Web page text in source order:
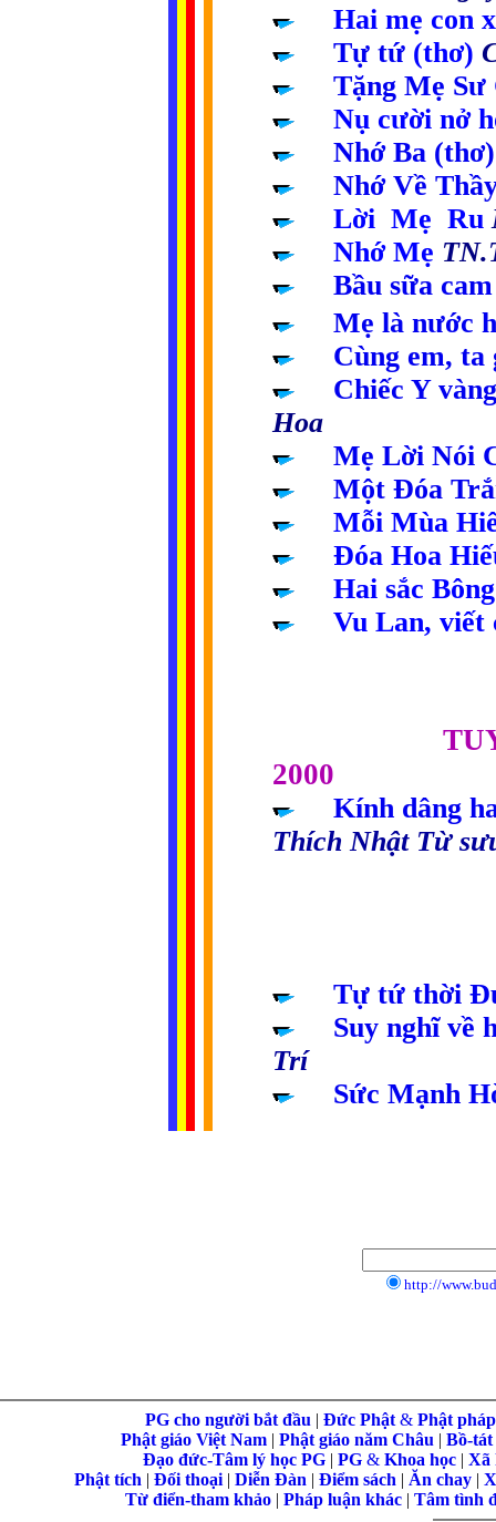
Hai mẹ con
Tự tứ (thơ)
Tặng Mẹ Sư
Nụ cười nở
Nhớ Ba (thơ)
Nhớ Về
Lời Mẹ Ru
Nhớ Mẹ
Bầu sữa
Mẹ là nước
Cùng em,
Chiếc Y
Hoa
Mẹ Lời Nói
Một Đóa
Mỗi Mùa
Đóa Hoa
Hai sắc
Vu Lan, viết
2000
Kính dâng
Thích Nhật Từ
Tự tứ thời
Suy nghĩ về
Trí
Sức Mạnh
http://
PG cho người bắt đầu | Đức Phật & Phật
Phật giáo Việt Nam | Phật giáo năm Châu | Bồ-tát
Đạo đức-Tâm lý học PG | PG & Khoa học | Xã
Phật tích | Đối thoại | Diễn Đàn | Điểm sách | Ăn chay |
Từ điển-tham khảo | Pháp luận khác | Tâm tình